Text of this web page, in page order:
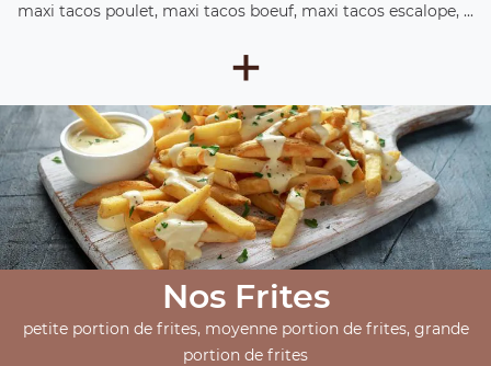
maxi tacos poulet, maxi tacos boeuf, maxi tacos escalope, ...
+
Nos Frites
petite portion de frites, moyenne portion de frites, grande
portion de frites